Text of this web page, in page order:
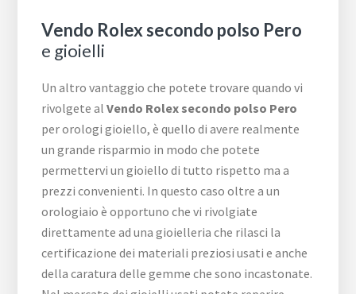
Vendo Rolex secondo polso Pero
e gioielli
Un altro vantaggio che potete trovare quando vi
rivolgete alVendo Rolex secondo polso Pero
per orologi gioiello, è quello di avere realmente
un grande risparmio in modo che potete
permettervi un gioiello di tutto rispetto ma a
prezzi convenienti. In questo caso oltre a un
orologiaio è opportuno che vi rivolgiate
direttamente ad una gioielleria che rilasci la
certificazione dei materiali preziosi usati e anche
della caratura delle gemme che sono incastonate.